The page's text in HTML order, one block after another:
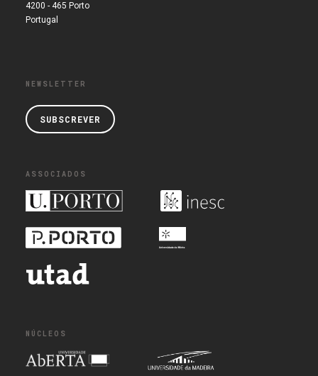
4200 - 465 Porto
Portugal
NEWSLETTER
SUBSCREVER
ASSOCIADOS
NÚCLEOS